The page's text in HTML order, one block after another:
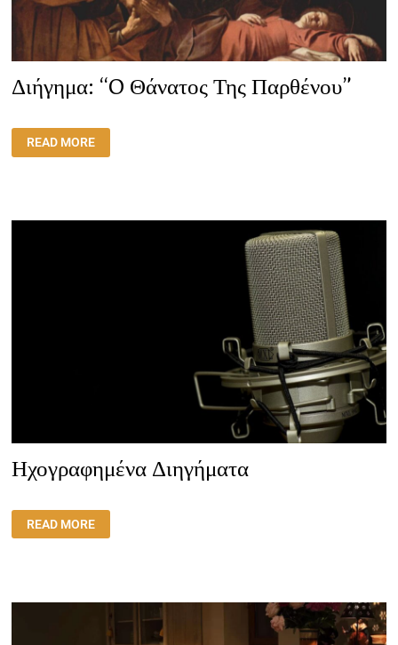
Διήγημα: “O Θάνατος Της Παρθένου”
ΔΙΉΓΗΜΑ:
“O
ΘΆΝΑΤΟΣ
READ MORE
Ηχογραφημένα Διηγήματα
ΗΧΟΓΡΑΦΗΜΈΝΑ
ΔΙΗΓΉΜΑΤΑ
READ MORE